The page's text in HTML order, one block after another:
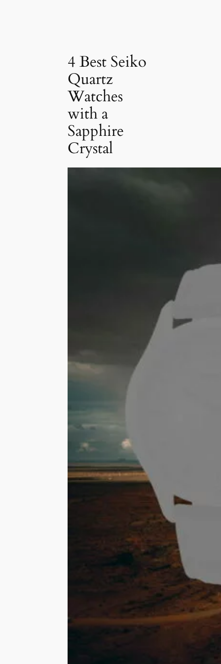
4 Best Seiko
Quartz
Watches
with a
Sapphire
Crystal